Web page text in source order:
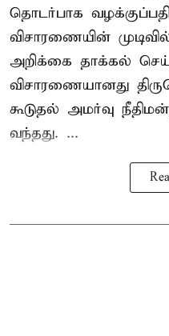
தொடர்பாக
விசாரணையின்
அறிக்கை தாக்கல்
விசாரணையானது
கூடுதல் அமர்வு
வந்தது. ...